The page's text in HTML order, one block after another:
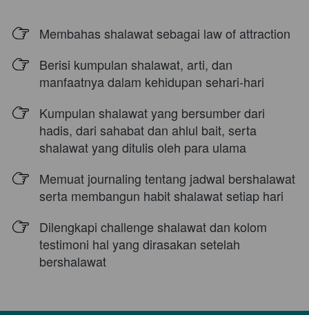
Membahas shalawat sebagai law of attraction
Berisi kumpulan shalawat, arti, dan
manfaatnya dalam kehidupan sehari-hari
Kumpulan shalawat yang bersumber dari
hadis, dari sahabat dan ahlul bait, serta
shalawat yang ditulis oleh para ulama
Memuat journaling tentang jadwal bershalawat
serta membangun habit shalawat setiap hari
Dilengkapi challenge shalawat dan kolom
testimoni hal yang dirasakan setelah
bershalawat